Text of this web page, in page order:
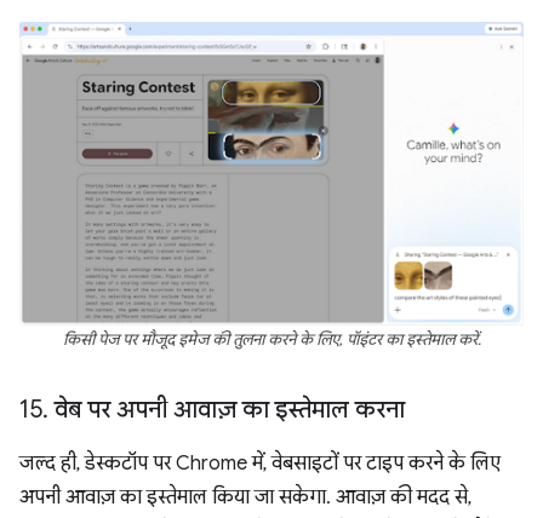
किसी पेज पर मौजूद इमेज की तुलना करने के लिए, पॉइंटर का इस्तेमाल करें.
15. वेब पर अपनी आवाज़ का इस्तेमाल करना
जल्द ही, डेस्कटॉप पर Chrome में, वेबसाइटों पर टाइप करने के लिए
अपनी आवाज़ का इस्तेमाल किया जा सकेगा. आवाज़ की मदद से,